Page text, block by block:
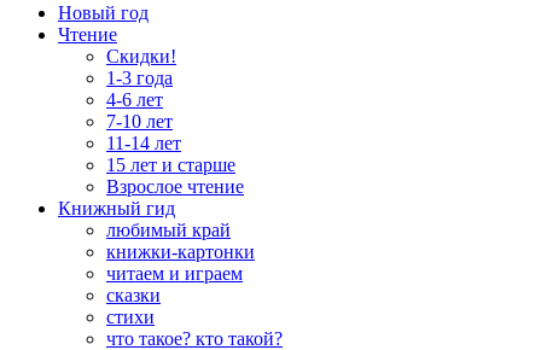
Новый год
Чтение
Скидки!
1-3 года
4-6 лет
7-10 лет
11-14 лет
15 лет и старше
Взрослое чтение
Книжный гид
любимый край
книжки-картонки
читаем и играем
сказки
стихи
что такое? кто такой?